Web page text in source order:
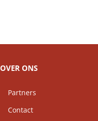
OVER ONS
Partners
Contact